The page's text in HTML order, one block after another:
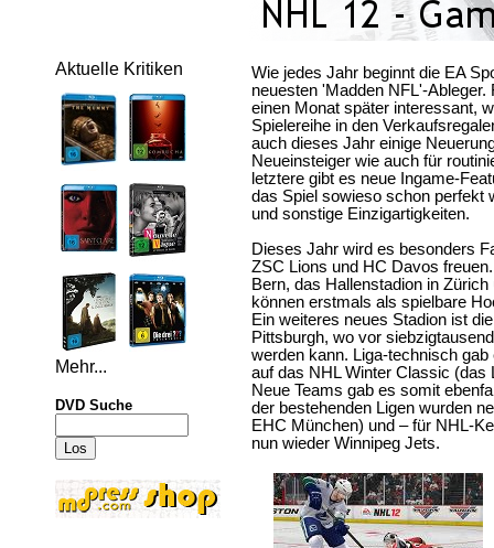
Aktuelle Kritiken
Mehr...
DVD Suche
Wie jedes Jahr beginnt die EA
neuesten 'Madden NFL'-
einen Monat später interessant,
Spielereihe in den
auch dieses Jahr einige
Neueinsteiger wie auch für
letztere gibt es neue Ingame-
das Spiel sowieso schon perfekt
und sonstige Einzigartigkeiten.
Dieses Jahr wird es besonders
ZSC Lions und HC Davos
Bern, das Hallenstadion in
können erstmals als spielbare
Ein weiteres neues Stadion ist
Pittsburgh, wo vor
werden kann. Liga-technisch
auf das NHL Winter Classic (das
Neue Teams gab es somit
der bestehenden Ligen wurden
EHC München) und – für NHL-
nun wieder Winnipeg Jets.